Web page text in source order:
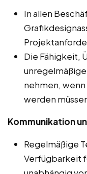
In allen
Die Fähigkeit,
nehmen,
werden
Kommunikation
Regelmäßige
Verfügbarkeit